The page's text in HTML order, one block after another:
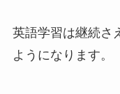
英語学習は継続さ
ようになります。